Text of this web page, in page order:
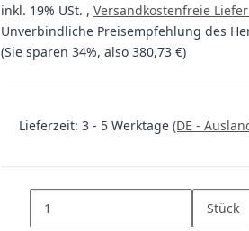
inkl. 19% USt. , Versandkostenfreie
Unverbindliche Preisempfehlung des
(Sie sparen 34%, also 380,73 €)
Lieferzeit: 3 - 5 Werktage (DE -
Stück